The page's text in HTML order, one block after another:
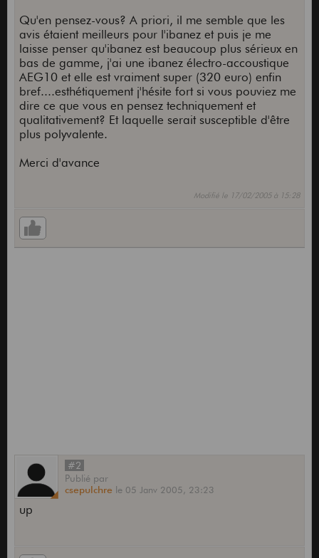
Qu'en pensez-vous? A priori, il me semble que les
avis étaient meilleurs pour l'ibanez et puis je me
laisse penser qu'ibanez est beaucoup plus sérieux en
bas de gamme, j'ai une ibanez électro-accoustique
AEG10 et elle est vraiment super (320 euro) enfin
bref....esthétiquement j'hésite fort si vous pouviez me
dire ce que vous en pensez techniquement et
qualitativement? Et laquelle serait susceptible d'être
plus polyvalente.
Merci d'avance
Modifié le 17/02/2005 à 15:28
#2
Publié par
csepulchre le 05 Janv 2005, 23:23
up